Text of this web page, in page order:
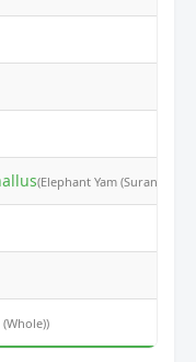
(Elephant Yam (Suran))